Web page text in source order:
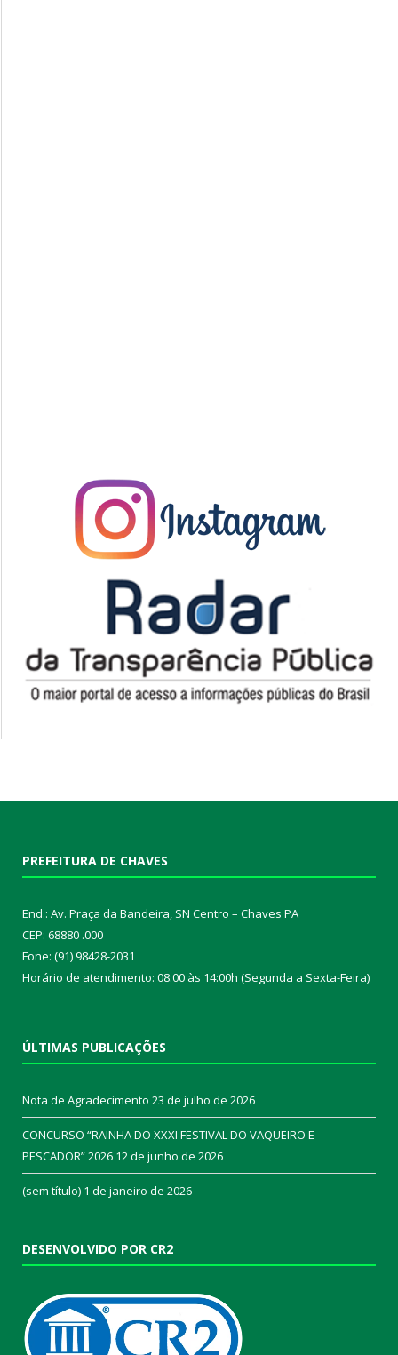
PREFEITURA DE CHAVES
End.: Av. Praça da Bandeira, SN Centro – Chaves PA
CEP: 68880 .000
Fone: (91) 98428-2031
Horário de atendimento: 08:00 às 14:00h (Segunda a Sexta-Feira)
ÚLTIMAS PUBLICAÇÕES
Nota de Agradecimento 23 de julho de 2026
CONCURSO “RAINHA DO XXXI FESTIVAL DO VAQUEIRO E
PESCADOR” 2026 12 de junho de 2026
(sem título) 1 de janeiro de 2026
DESENVOLVIDO POR CR2